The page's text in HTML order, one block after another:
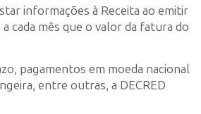
informações à Receita ao emitir
cada mês que o valor da fatura do
pagamentos em moeda nacional
entre outras, a DECRED